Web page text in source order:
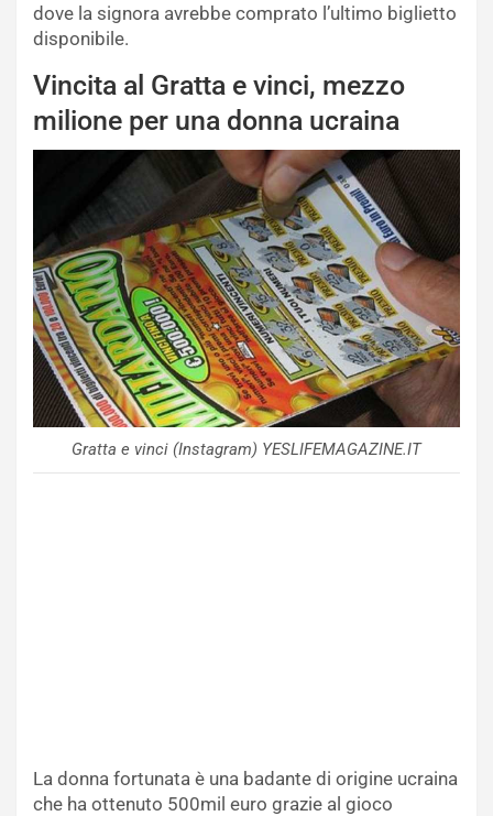
dove la signora avrebbe comprato l’ultimo biglietto
disponibile.
Vincita al Gratta e vinci, mezzo
milione per una donna ucraina
Gratta e vinci (Instagram) YESLIFEMAGAZINE.IT
La donna fortunata è una badante di origine ucraina
che ha ottenuto 500mil euro grazie al gioco